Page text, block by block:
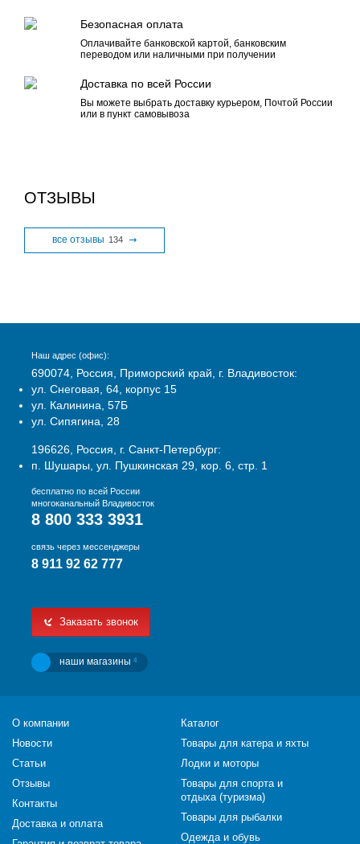
Безопасная оплата
Оплачивайте банковской картой, банковским
переводом или наличными при получении
Доставка по всей России
Вы можете выбрать доставку курьером, Почтой России
или в пункт самовывоза
ОТЗЫВЫ
все отзывы 134
Наш адрес (офис):
690074, Россия, Приморский край, г. Владивосток:
ул. Снеговая, 64, корпус 15
ул. Калинина, 57Б
ул. Сипягина, 28
196626, Россия, г. Санкт-Петербург:
п. Шушары, ул. Пушкинская 29, кор. 6, стр. 1
бесплатно по всей России
многоканальный Владивосток
8 800 333 3931
связь через мессенджеры
8 911 92 62 777
Заказать звонок
наши магазины 4
О компании
Новости
Статьи
Отзывы
Контакты
Доставка и оплата
Каталог
Товары для катера и яхты
Лодки и моторы
Товары для спорта и
отдыха (туризма)
Товары для рыбалки
Одежда и обувь